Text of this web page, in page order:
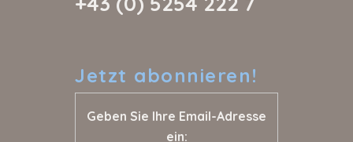
Jetzt abonnieren!
Geben Sie Ihre Email-Adresse
ein: